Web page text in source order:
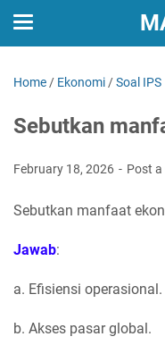
Home / Ekonomi /Soal IPS
Sebutkan
February 18, 2026 Post
Sebutkan manfaat
Jawab:
a. Efisiensi operasional.
b. Akses pasar global.